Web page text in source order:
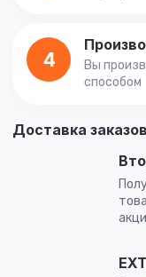
4
Вы
способом
Доставка заказов